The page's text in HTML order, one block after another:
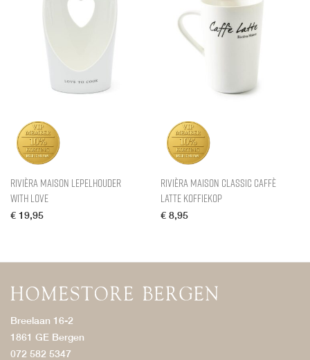
Rivièra Maison Lepelhouder
With Love
€ 19,95
Rivièra Maison Classic Caffè
Latte Koffiekop
€ 8,95
Breelaan 16-2
1861 GE Bergen
072 582 5347